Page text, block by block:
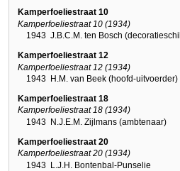
Kamperfoeliestraat 10
Kamperfoeliestraat 10 (1934)
1943 J.B.C.M. ten Bosch
Kamperfoeliestraat 12
Kamperfoeliestraat 12 (1934)
1943 H.M. van Beek (hoofd-uitvoerder)
Kamperfoeliestraat 18
Kamperfoeliestraat 18 (1934)
1943 N.J.E.M. Zijlmans (ambtenaar)
Kamperfoeliestraat 20
Kamperfoeliestraat 20 (1934)
1943 L.J.H. Bontenbal-Punselie